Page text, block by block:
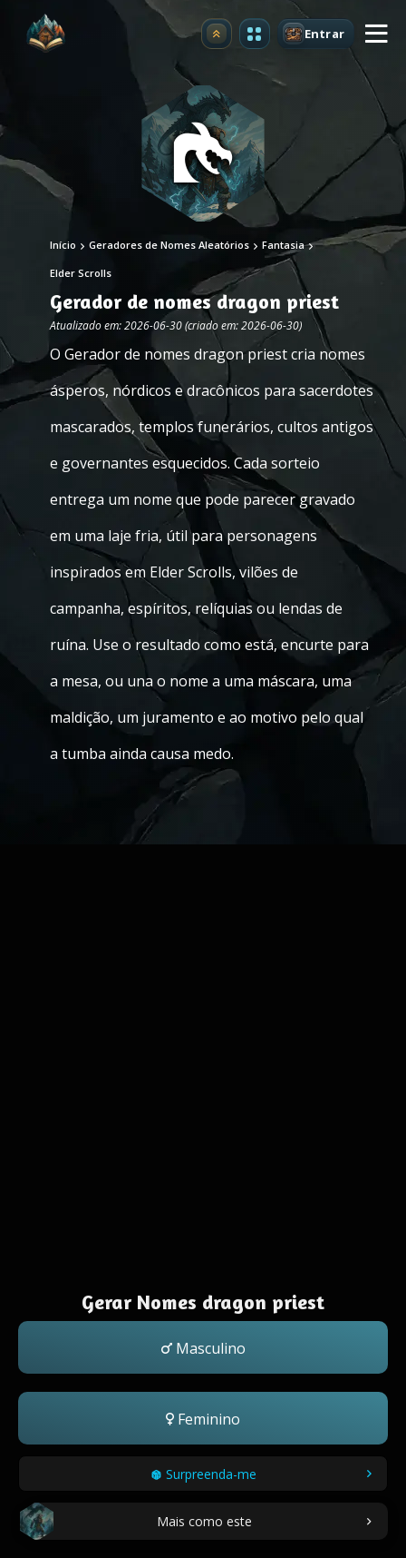
Atualizar Entrar
Início Geradores de Nomes Aleatórios Fantasia
Elder Scrolls
Gerador de nomes dragon priest
Atualizado em: 2026-06-30 (criado em: 2026-06-30)
O Gerador de nomes dragon priest cria nomes
ásperos, nórdicos e dracônicos para sacerdotes
mascarados, templos funerários, cultos antigos
e governantes esquecidos. Cada sorteio
entrega um nome que pode parecer gravado
em uma laje fria, útil para personagens
inspirados em Elder Scrolls, vilões de
campanha, espíritos, relíquias ou lendas de
ruína. Use o resultado como está, encurte para
a mesa, ou una o nome a uma máscara, uma
maldição, um juramento e ao motivo pelo qual
a tumba ainda causa medo.
Gerar Nomes dragon priest
Masculino
Feminino
Surpreenda-me
Mais como este